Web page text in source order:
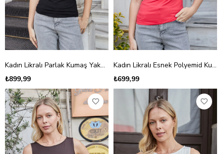
Kadın Likralı Parlak Kumaş Yakası Asimetrik Aksesuarlı Kolsuz Bluz-Siyah
₺899,99
Kadın Likralı Esnek Polyemid Kumaş Kayık Yaka Kolsuz Body Bluz-Açık Kırmızı
₺699,99